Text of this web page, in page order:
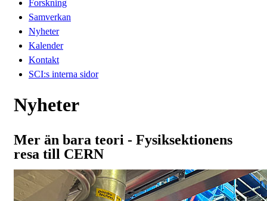
Forskning
Samverkan
Nyheter
Kalender
Kontakt
SCI:s interna sidor
Nyheter
Mer än bara teori - Fysiksektionens
resa till CERN